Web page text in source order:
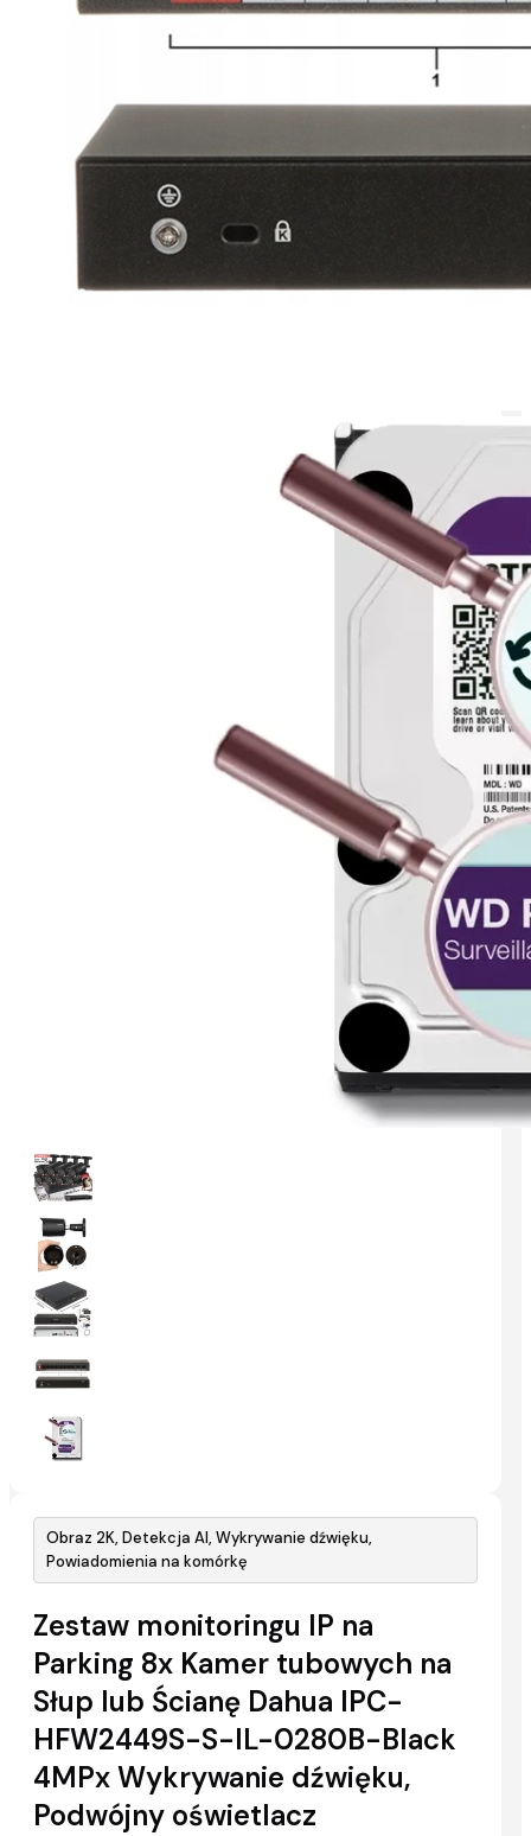
Obraz 2K, Detekcja AI, Wykrywanie dźwięku,
Powiadomienia na komórkę
Zestaw monitoringu IP na
Parking 8x Kamer tubowych na
Słup lub Ścianę Dahua IPC-
HFW2449S-S-IL-0280B-Black
4MPx Wykrywanie dźwięku,
Podwójny oświetlacz